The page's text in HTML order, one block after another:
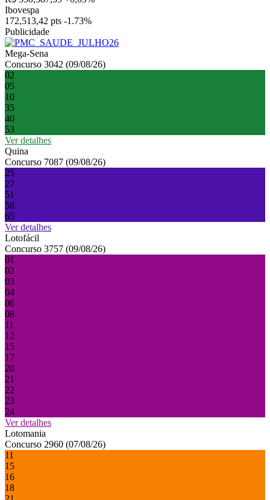
Ibovespa
172,513,42 pts -1.73%
Publicidade
Mega-Sena
Concurso 3042 (09/08/26)
02
05
10
35
40
53
Ver detalhes
Quina
Concurso 7087 (09/08/26)
25
27
51
58
65
Ver detalhes
Lotofácil
Concurso 3757 (09/08/26)
01
02
03
04
06
08
11
12
15
17
20
21
22
23
24
Ver detalhes
Lotomania
Concurso 2960 (07/08/26)
11
15
16
18